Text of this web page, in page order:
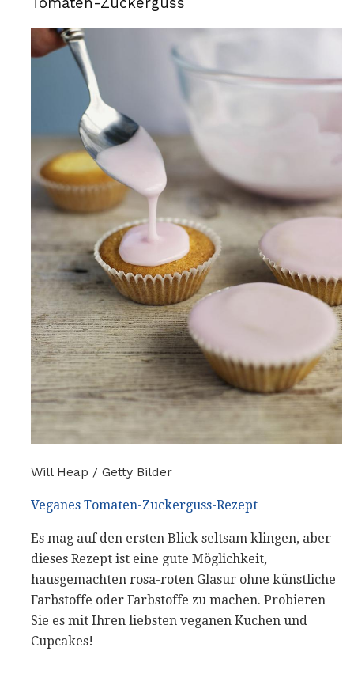
Will Heap / Getty Bilder
Veganes Tomaten-Zuckerguss-Rezept
Es mag auf den ersten Blick seltsam klingen, aber
dieses Rezept ist eine gute Möglichkeit,
hausgemachten rosa-roten Glasur ohne künstliche
Farbstoffe oder Farbstoffe zu machen. Probieren
Sie es mit Ihren liebsten veganen Kuchen und
Cupcakes!